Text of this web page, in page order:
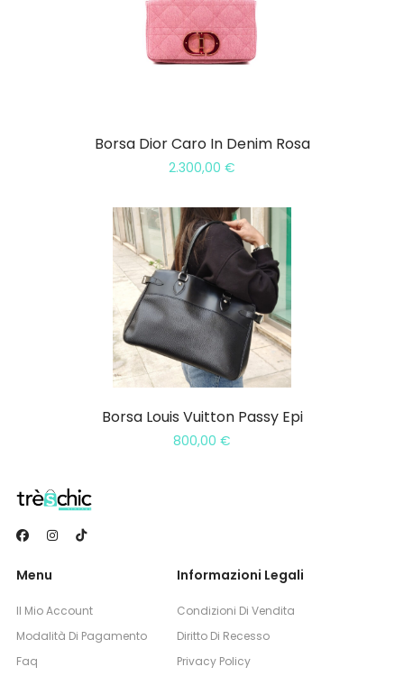
Borsa Dior Caro In Denim Rosa
2.300,00 €
Borsa Louis Vuitton Passy Epi
800,00 €
Menu
Il Mio Account
Modalità Di Pagamento
Faq
Informazioni Legali
Condizioni Di Vendita
Diritto Di Recesso
Privacy Policy